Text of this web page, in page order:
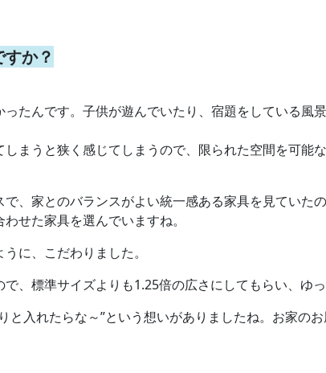
か？
たんです。子供が遊んでいたり、宿題をしている風
まうと狭く感じてしまうので、限られた空間を可能
、家とのバランスがよい統一感ある家具を見ていた
せた家具を選んでいますね。
に、こだわりました。
、標準サイズよりも1.25倍の広さにしてもらい、ゆっ
入れたらな～”という想いがありましたね。お家の